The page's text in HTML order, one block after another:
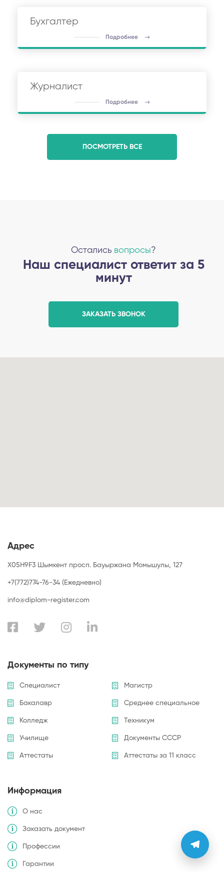
Бухгалтер
Подробнее
Журналист
Подробнее
ПОСМОТРЕТЬ ВСЕ
Остались вопросы?
Наш специалист ответит за 5
минут
ЗАКАЗАТЬ ЗВОНОК
Адрес
X05H9F3 Шымкент просп. Бауыржана Момышулы, 127
+7(772)774-76-34 (Ежедневно)
info@diplom-register.com
Документы по типу
Специалист Магистр
Бакалавр Среднее специальное
Колледж Техникум
Училище Документы СССР
Аттестаты Аттестаты за 11 класс
Информация
О нас
Заказать документ
Профессии
Гарантии